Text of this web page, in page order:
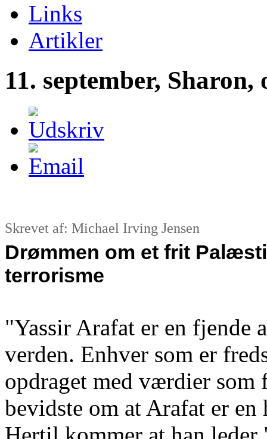
Links
Artikler
11. september,
Skrevet af: Michael Irving Jensen
Drømmen om et frit
terrorisme
"Yassir Arafat er en fjende
verden. Enhver som er
opdraget med værdier
bevidste om at Arafat er